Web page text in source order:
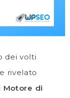
dei volti
rivelato
Motore di